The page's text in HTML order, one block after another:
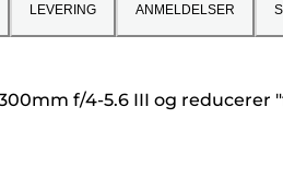
LEVERING ANMELDELSER
f/4-5.6 III og